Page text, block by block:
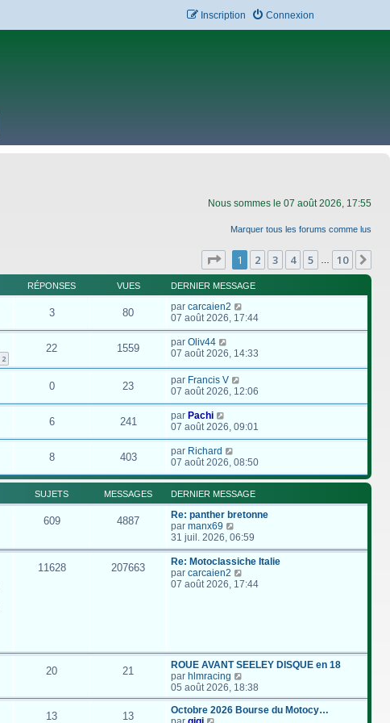
Connexion
Inscription
Nous sommes le 07 août 2026, 17:55
Marquer tous les forums comme lus
Page 1sur10
1 2 3 4 5 10
RÉPONSES VUES DERNIER MESSAGE
3 80 par carcaien2
07 août 2026, 17:44
2
22 1559 par Oliv44
07 août 2026, 14:33
0 23 par Francis V
07 août 2026, 12:06
6 241 par Pachi
07 août 2026, 09:01
8 403 par Richard
07 août 2026, 08:50
SUJETS MESSAGES DERNIER MESSAGE
609 4887
Re: panther bretonne
par manx69
o
n
s
u
l
e
r
n
e
31 juil. 2026, 06:59
11628 207663
Re: Motoclassiche Italie
par carcaien2
o
e
r
e
d
e
07 août 2026, 17:44
20 21
ROUE AVANT SEELEY DISQUE en 18
par hlmracing
o
n
s
05 août 2026, 18:38
13 13
Octobre 2026 Bourse du Motocy…